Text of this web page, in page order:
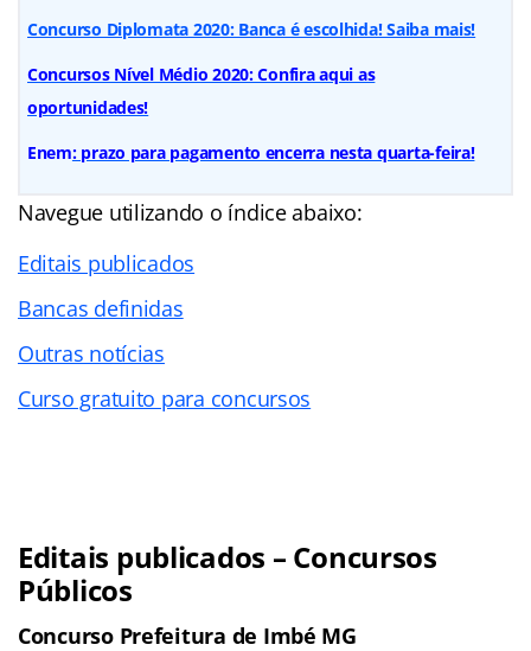
Concurso Diplomata 2020: Banca é escolhida! Saiba mais!
Concursos Nível Médio 2020: Confira aqui as
oportunidades!
Enem: prazo para pagamento encerra nesta quarta-feira!
Navegue utilizando o índice abaixo:
Editais publicados
Bancas definidas
Outras notícias
Curso gratuito para concursos
Editais publicados – Concursos
Públicos
Concurso Prefeitura de Imbé MG